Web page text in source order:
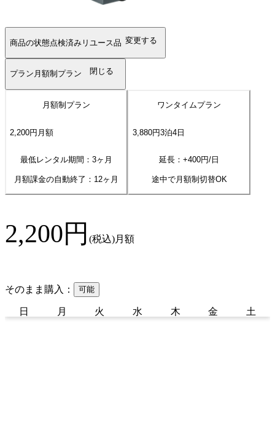
商品の状態点検済みリユース品 変更する
プラン 月額制プラン 閉じる
月額制プラン
2,200円 月額
最低レンタル期間：3ヶ月
月額課金の自動終了： 12ヶ月
ワンタイムプラン
3,880円3泊4日
延長：+400円/日
途中で月額制切替OK
2,200円 (税込)月額
そのまま購入： 可能
日 月 火 水 木 金 土